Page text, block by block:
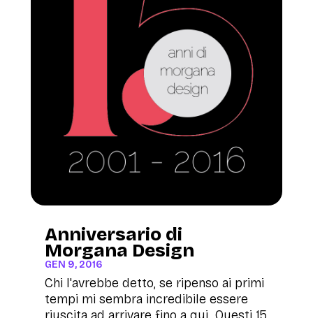
Anniversario di
Morgana Design
GEN 9, 2016
Chi l'avrebbe detto, se ripenso ai primi
tempi mi sembra incredibile essere
riuscita ad arrivare fino a qui. Questi 15